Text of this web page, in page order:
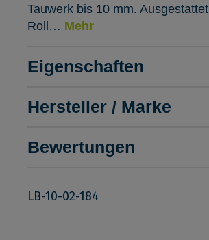
Tauwerk bis 10 mm.
Roll… Mehr
Eigenschaften
Hersteller / Marke
Bewertungen
LB-10-02-184